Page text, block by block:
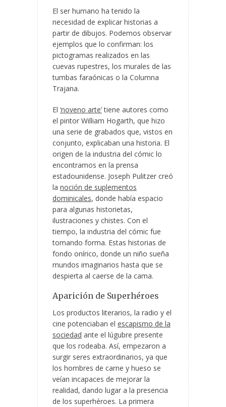
El ser humano ha tenido la
necesidad de explicar historias a
partir de dibujos. Podemos observar
ejemplos que lo confirman: los
pictogramas realizados en las
cuevas rupestres, los murales de las
tumbas faraónicas o la Columna
Trajana.
El ‘noveno arte’tiene autores como
el pintor William Hogarth, que hizo
una serie de grabados que, vistos en
conjunto, explicaban una historia. El
origen de la industria del cómic lo
encontramos en la prensa
estadounidense. Joseph Pulitzer creó
la noción de suplementos
dominicales, donde había espacio
para algunas historietas,
ilustraciones y chistes. Con el
tiempo, la industria del cómic fue
tomando forma. Estas historias de
fondo onírico, donde un niño sueña
mundos imaginarios hasta que se
despierta al caerse de la cama.
Aparición de Superhéroes
Los productos literarios, la radio y el
cine potenciaban el escapismo de la
sociedad ante el lúgubre presente
que los rodeaba. Así, empezaron a
surgir seres extraordinarios, ya que
los hombres de carne y hueso se
veían incapaces de mejorar la
realidad, dando lugar a la presencia
de los superhéroes. La primera